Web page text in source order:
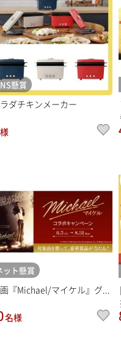
懸賞
ダチキンメーカー
ット懸賞
『Michael/マイケル』グ...
名様